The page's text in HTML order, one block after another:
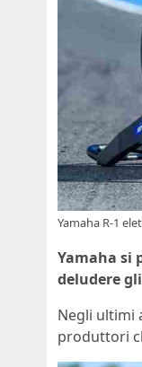
Yamaha R-1
Yamaha si
deludere
Negli ultimi
produttori